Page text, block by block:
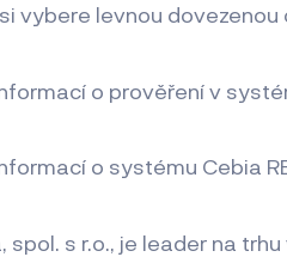
vybere levnou
o prověření v
o systému Cebia
spol. s r.o., je leader na